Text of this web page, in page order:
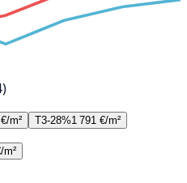
m² T3-28%1 791 €/m²
m²